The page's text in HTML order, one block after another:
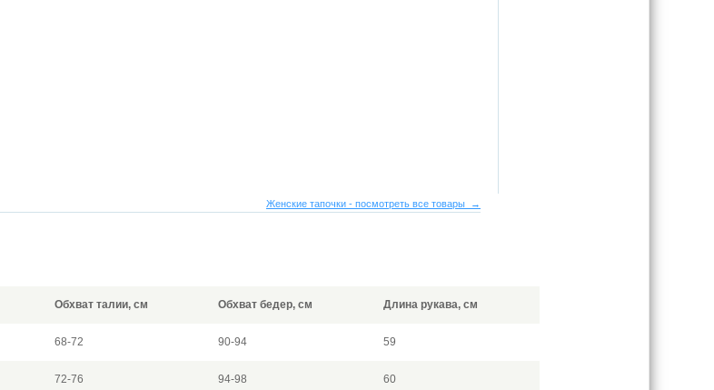
Женские тапочки - посмотреть все товары →
Обхват талии, см Обхват бедер, см Длина рукава, см
68-72 90-94 59
72-76 94-98 60